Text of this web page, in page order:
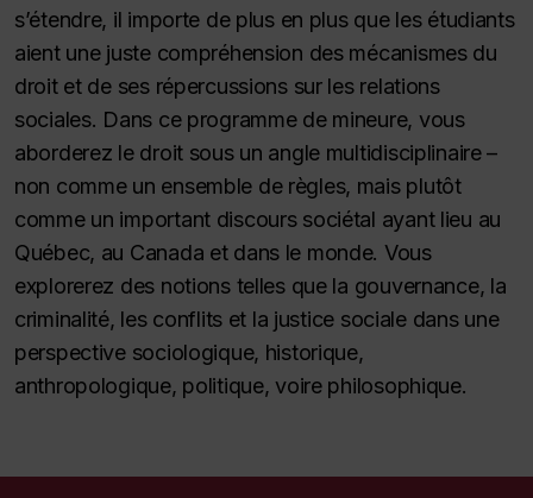
s’étendre, il importe de plus en plus que les étudiants
aient une juste compréhension des mécanismes du
droit et de ses répercussions sur les relations
sociales. Dans ce programme de mineure, vous
aborderez le droit sous un angle multidisciplinaire –
non comme un ensemble de règles, mais plutôt
comme un important discours sociétal ayant lieu au
Québec, au Canada et dans le monde. Vous
explorerez des notions telles que la gouvernance, la
criminalité, les conflits et la justice sociale dans une
perspective sociologique, historique,
anthropologique, politique, voire philosophique.